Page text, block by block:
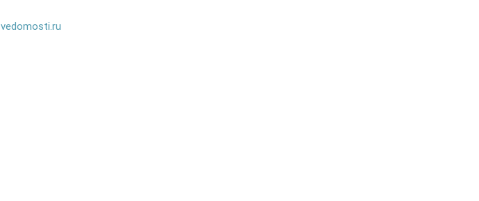
vedomosti.ru